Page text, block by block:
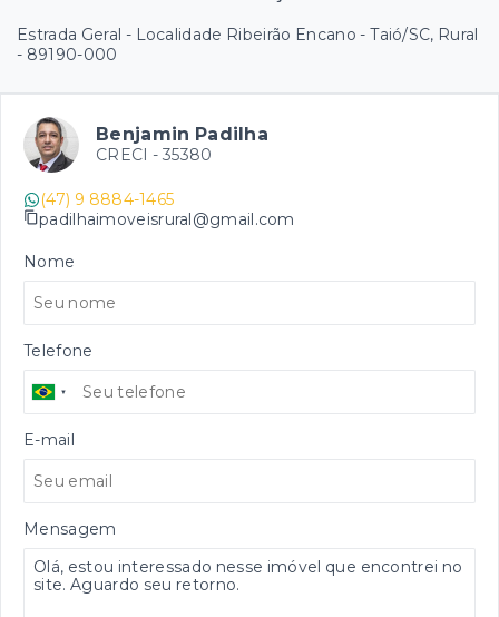
Estrada Geral - Localidade Ribeirão Encano - Taió/SC, Rural
- 89190-000
Benjamin Padilha
CRECI - 35380
(47) 9 8884-1465
padilhaimoveisrural@gmail.com
Nome
Telefone
E-mail
Mensagem